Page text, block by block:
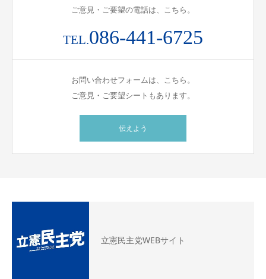
ご意見・ご要望の電話は、こちら。
TEL.086-441-6725
お問い合わせフォームは、こちら。
ご意見・ご要望シートもあります。
伝えよう
立憲民主党WEBサイト